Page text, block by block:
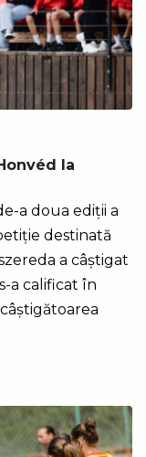
la
a doua ediții a
destinată
a câștigat
a calificat în